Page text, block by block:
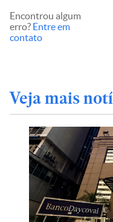
Encontrou algum
erro? Entre em
contato
Veja mais